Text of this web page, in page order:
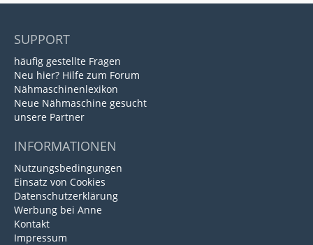
SUPPORT
häufig gestellte Fragen
Neu hier? Hilfe zum Forum
Nähmaschinenlexikon
Neue Nähmaschine gesucht
unsere Partner
INFORMATIONEN
Nutzungsbedingungen
Einsatz von Cookies
Datenschutzerklärung
Werbung bei Anne
Kontakt
Impressum